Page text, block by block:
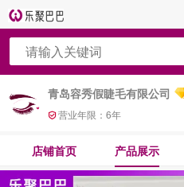
青岛容秀假睫毛有限公司
营业年限： 6年
店铺首页 产品展示